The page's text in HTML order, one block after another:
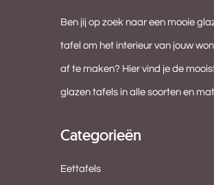
Ben jij op zoek naar een mooie
tafel om het interieur van jouw
af te maken? Hier vind je de
glazen tafels in alle soorten en
Categorieën
Eettafels